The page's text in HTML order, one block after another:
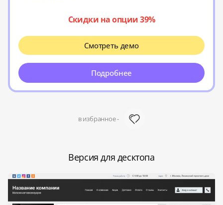
в избранное -
Скидки на опции 39%
Смотреть демо
Подробнее
Версия для десктопа